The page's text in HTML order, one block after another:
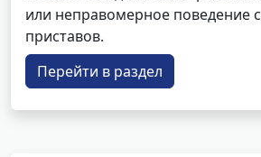
или неправомерное поведение
приставов.
Перейти в раздел